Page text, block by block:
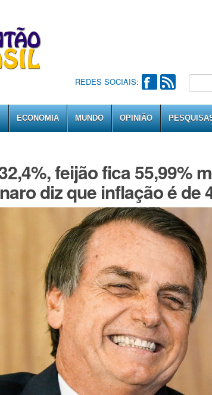
REDES SOCIAIS:
ECONOMIA MUNDO OPINIÃO
feijão fica 55,99%
diz que inflação é de